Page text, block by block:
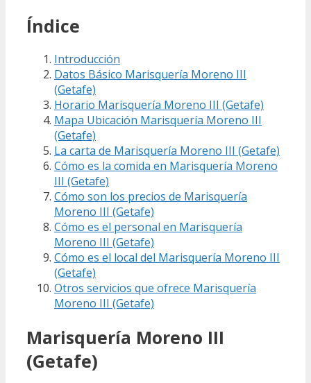
Índice
Introducción
Datos Básico Marisquería Moreno III
(Getafe)
Horario Marisquería Moreno III (Getafe)
Mapa Ubicación Marisquería Moreno III
(Getafe)
La carta de Marisquería Moreno III (Getafe)
Cómo es la comida en Marisquería Moreno
III (Getafe)
Cómo son los precios de Marisquería
Moreno III (Getafe)
Cómo es el personal en Marisquería
Moreno III (Getafe)
Cómo es el local del Marisquería Moreno III
(Getafe)
Otros servicios que ofrece Marisquería
Moreno III (Getafe)
Marisquería Moreno III
(Getafe)